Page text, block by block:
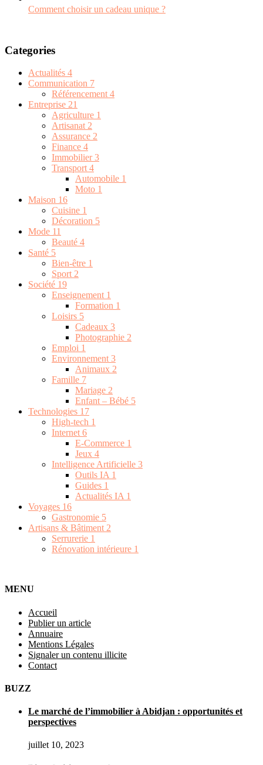
Comment choisir un cadeau unique ?
Categories
Actualités 4
Communication 7
Référencement 4
Entreprise 21
Agriculture 1
Artisanat 2
Assurance 2
Finance 4
Immobilier3
Transport 4
Automobile 1
Moto 1
Maison 16
Cuisine 1
Décoration 5
Mode 11
Beauté 4
Santé 5
Bien-être 1
Sport 2
Société 19
Enseignement 1
Formation 1
Loisirs 5
Cadeaux 3
Photographie 2
Emploi 1
Environnement 3
Animaux 2
Famille 7
Mariage 2
Enfant – Bébé 5
Technologies 17
High-tech 1
Internet 6
E-Commerce 1
Jeux 4
Intelligence Artificielle 3
Outils IA 1
Guides 1
Actualités IA 1
Voyages 16
Gastronomie 5
Artisans & Bâtiment 2
Serrurerie 1
Rénovation intérieure 1
MENU
Accueil
Publier un article
Annuaire
Mentions Légales
Signaler un contenu illicite
Contact
BUZZ
Le marché de l’immobilier à Abidjan : opportunités et
perspectives
juillet 10, 2023